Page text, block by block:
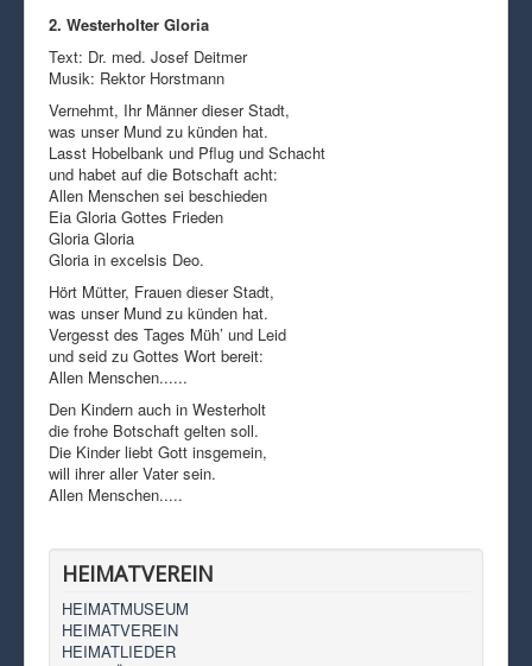
2. Westerholter Gloria
Text: Dr. med. Josef Deitmer
Musik: Rektor Horstmann
Vernehmt, Ihr Männer dieser Stadt,
was unser Mund zu künden hat.
Lasst Hobelbank und Pflug und Schacht
und habet auf die Botschaft acht:
Allen Menschen sei beschieden
Eia Gloria Gottes Frieden
Gloria Gloria
Gloria in excelsis Deo.
Hört Mütter, Frauen dieser Stadt,
was unser Mund zu künden hat.
Vergesst des Tages Müh’ und Leid
und seid zu Gottes Wort bereit:
Allen Menschen......
Den Kindern auch in Westerholt
die frohe Botschaft gelten soll.
Die Kinder liebt Gott insgemein,
will ihrer aller Vater sein.
Allen Menschen.....
HEIMATVEREIN
HEIMATMUSEUM
HEIMATVEREIN
HEIMATLIEDER